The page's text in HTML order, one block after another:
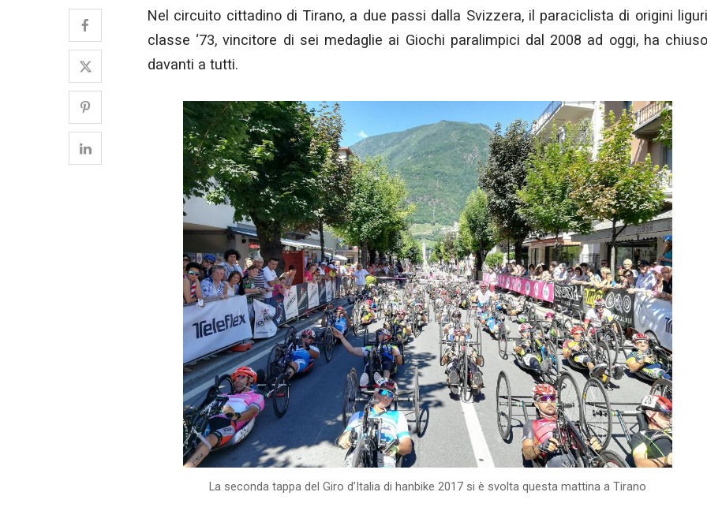
Nel circuito cittadino di Tirano, a due passi dalla Svizzera, il paraciclista di origini liguri
classe ‘73, vincitore di sei medaglie ai Giochi paralimpici dal 2008 ad oggi, ha chiuso
davanti a tutti.
La seconda tappa del Giro d’Italia di hanbike 2017 si è svolta questa mattina a Tirano